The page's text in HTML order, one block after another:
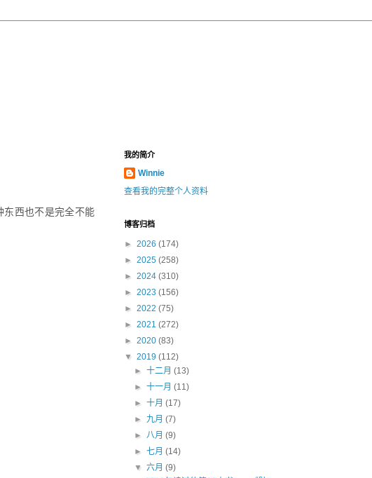
东西也不是完全不能
我的简介
Winnie
查看我的完整个人资料
博客归档
► 2026 (174)
► 2025 (258)
► 2024 (310)
► 2023 (156)
► 2022 (75)
► 2021 (272)
► 2020 (83)
▼ 2019 (112)
►十二月(13)
►十一月(11)
►十月(17)
► 九月(7)
►八月(9)
►七月(14)
▼六月(9)